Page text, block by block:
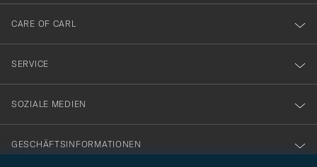
till
vårt
nyhetsbrev!
CARE OF CARL
SERVICE
SOZIALE MEDIEN
GESCHÄFTSINFORMATIONEN